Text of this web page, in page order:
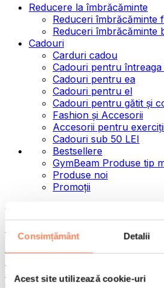
Consimțământ Detalii
Acest site utilizează cookie-uri
Reducere la îmbrăcăminte
Reduceri îmbrăcăminte
Reduceri îmbrăcăminte
Cadouri
Carduri cadou
Cadouri pentru întreaga
Cadouri pentru ea
Cadouri pentru el
Cadouri pentru gătit și
Fashion și Accesorii
Accesorii pentru
Cadouri sub 50 LEI
Bestsellere
GymBeam Produse tip
Produse noi
Promoții
Categorii
Semințe
Creme și paste tartinabile